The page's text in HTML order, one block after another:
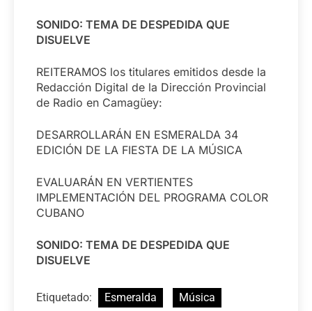
SONIDO: TEMA DE DESPEDIDA QUE
DISUELVE
REITERAMOS los titulares emitidos desde la
Redacción Digital de la Dirección Provincial
de Radio en Camagüey:
DESARROLLARÁN EN ESMERALDA 34
EDICIÓN DE LA FIESTA DE LA MÚSICA
EVALUARÁN EN VERTIENTES
IMPLEMENTACIÓN DEL PROGRAMA COLOR
CUBANO
SONIDO: TEMA DE DESPEDIDA QUE
DISUELVE
Etiquetado: Esmeralda
Música